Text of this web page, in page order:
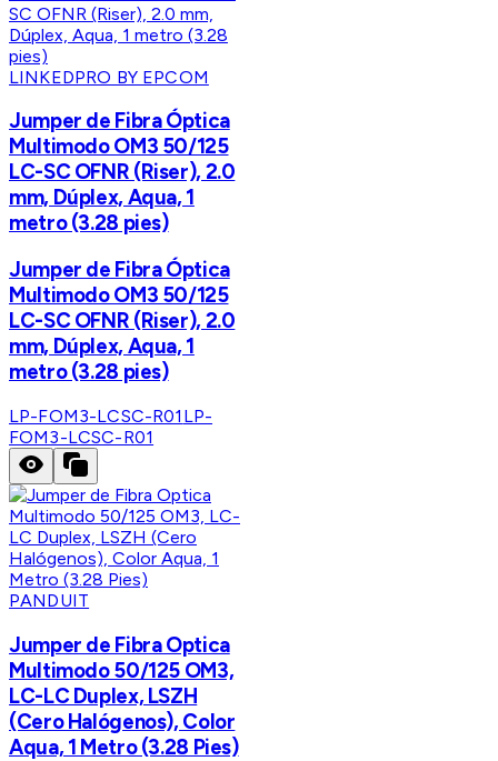
LINKEDPRO BY EPCOM
Jumper de Fibra Óptica
Multimodo OM3 50/125
LC-SC OFNR (Riser), 2.0
mm, Dúplex, Aqua, 1
metro (3.28 pies)
Jumper de Fibra Óptica
Multimodo OM3 50/125
LC-SC OFNR (Riser), 2.0
mm, Dúplex, Aqua, 1
metro (3.28 pies)
LP-FOM3-LCSC-R01 LP-
FOM3-LCSC-R01
PANDUIT
Jumper de Fibra Optica
Multimodo 50/125 OM3,
LC-LC Duplex, LSZH
(Cero Halógenos), Color
Aqua, 1 Metro (3.28 Pies)